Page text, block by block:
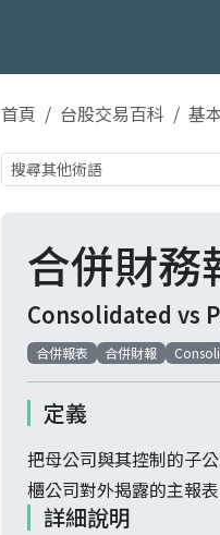
首頁 台股交易百科 基
合併財務
Consolidated vs
合併報表 合併財報
定義
把母公司與其控制的子
櫃公司對外揭露的主報表
詳細說明